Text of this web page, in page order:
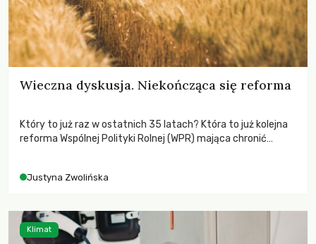
Wieczna dyskusja. Niekończąca się reforma
Który to już raz w ostatnich 35 latach? Która to już kolejna
reforma Wspólnej Polityki Rolnej (WPR) mająca chronić
Justyna Zwolińska
Klimat